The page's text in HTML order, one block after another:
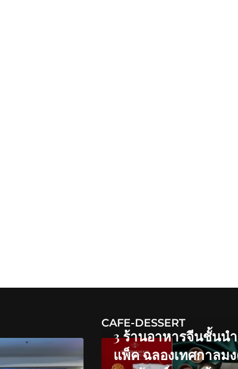
CAFE-DESSERT
3 ร้านอาหารจีนชั้นน
แพ็ค ฉลองเทศกาลม